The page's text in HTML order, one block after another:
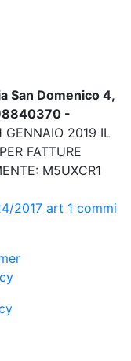
San Domenico 4,
-
GENNAIO 2019 IL
FATTURE
M5UXCR1
2017 art 1 commi